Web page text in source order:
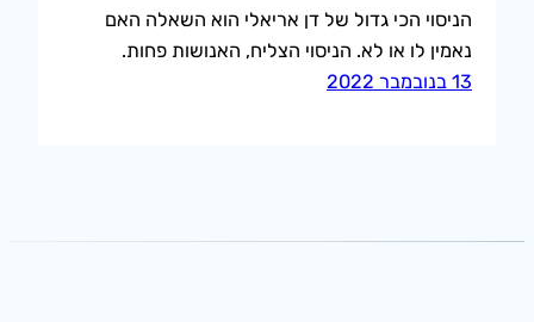
הניסוי הכי גדול של דן אריאלי הוא השאלה האם
נאמין לו או לא. הניסוי הצליח, האנושות פחות.
13 בנובמבר 2022